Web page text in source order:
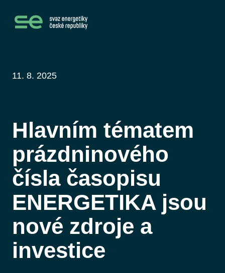
11. 8. 2025
Hlavním tématem
prázdninového
čísla časopisu
ENERGETIKA jsou
nové zdroje a
investice